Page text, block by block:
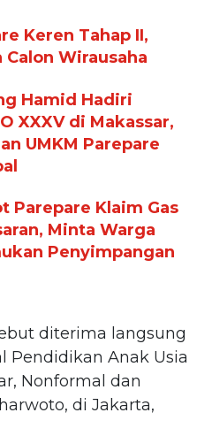
Keren Tahap II,
Wirausaha
Hamid Hadiri
XXXV di Makassar,
UMKM Parepare
Parepare Klaim Gas
Minta Warga
Penyimpangan
diterima langsung
Pendidikan Anak Usia
Nonformal dan
di Jakarta,